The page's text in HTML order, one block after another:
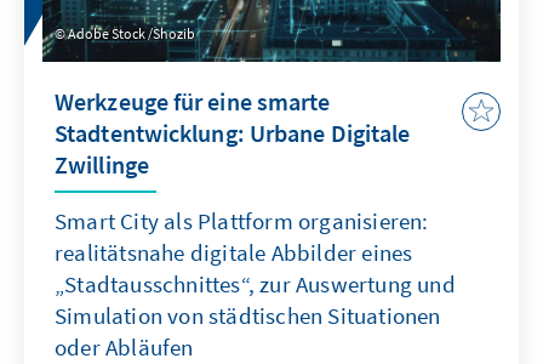
Adobe Stock /Shozib
Werkzeuge für eine smarte
Stadtentwicklung: Urbane Digitale
Zwillinge
Smart City als Plattform organisieren:
realitätsnahe digitale Abbilder eines
„Stadtausschnittes“, zur Auswertung und
Simulation von städtischen Situationen
oder Abläufen